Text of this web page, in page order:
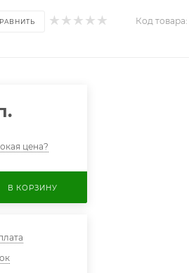
Код товара:
цена?
В КОРЗИНУ